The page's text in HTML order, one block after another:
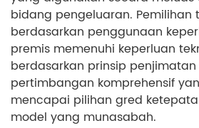
bidang pengeluaran. Pemilihan
berdasarkan penggunaan
premis memenuhi keperluan
berdasarkan prinsip
pertimbangan komprehensif
mencapai pilihan gred
model yang munasabah.